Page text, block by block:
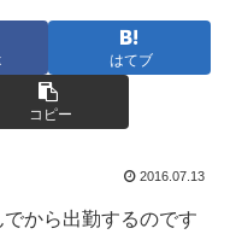
はてブ
コピー
2016.07.13
から出勤するのです